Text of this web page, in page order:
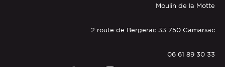
Moulin de la Motte
2 route de Bergerac 33 750 Camarsac
06 61 89 30 33